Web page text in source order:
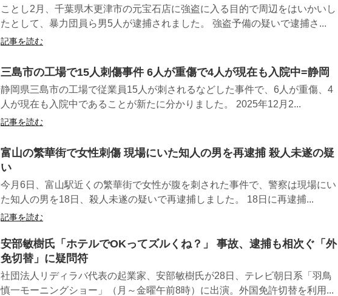
ことし2月、千葉県木更津市の元宝石店に強盗に入る目的で周辺をはいかいし
たとして、暴力団員ら男5人が逮捕されました。 強盗予備の疑いで逮捕さ...
記事を読む
三島市の工場で15人刺傷事件 6人が重傷で4人が現在も入院中=静岡
静岡県三島市の工場で従業員15人が刺されるなどした事件で、6人が重傷、4
人が現在も入院中であることが新たに分かりました。 2025年12月2...
記事を読む
富山の繁華街で女性刺傷 現場にいた知人の男を再逮捕 殺人未遂の疑
い
今月6日、富山駅近くの繁華街で女性が腹を刺された事件で、警察は現場にい
た知人の男を18日、殺人未遂の疑いで再逮捕しました。 18日に再逮捕...
記事を読む
安部敏樹氏「ホテルでOKってズルくね？」 事故、逮捕も相次ぐ「外
免切替」に疑問符
社団法人リディラバ代表の起業家、安部敏樹氏が28日、テレビ朝日系「羽鳥
慎一モーニングショー」（月～金曜午前8時）に出演。外国免許切替を利用...